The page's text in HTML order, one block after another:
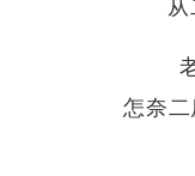
从
怎奈二